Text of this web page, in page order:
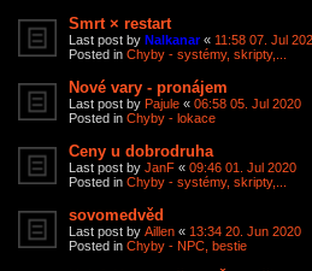
Smrt × restart
Last post by Nalkanar« 11:58 07. Jul
Posted in Chyby - systémy, skripty,...
Nové vary - pronájem
Last post by Pajule « 06:58 05. Jul 2020
Posted in Chyby - lokace
Ceny u dobrodruha
Last post by JanF « 09:46 01. Jul 2020
Posted in Chyby - systémy, skripty,...
sovomedvěd
Last post by Aillen « 13:34 20. Jun 2020
Posted in Chyby - NPC, bestie